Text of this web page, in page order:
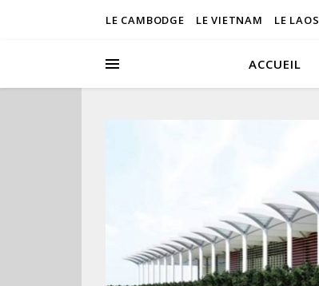
LE CAMBODGE LE VIETNAM LE LAOS
ACCUEIL